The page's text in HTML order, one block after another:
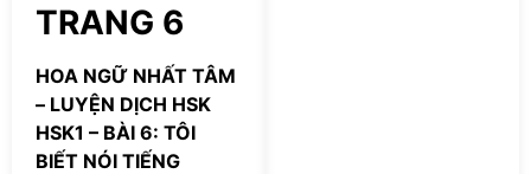
TRANG 6
HOA NGỮ NHẤT TÂM
– LUYỆN DỊCH HSK
HSK1 – BÀI 6: TÔI
BIẾT NÓI TIẾNG